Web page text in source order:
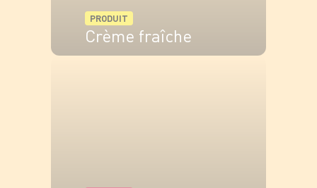
PRODUIT
Crème fraîche